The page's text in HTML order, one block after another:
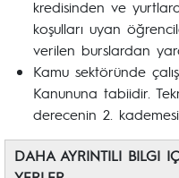
kredisinden ve
koşulları uyan
verilen burslardan
Kamu sektöründe
Kanununa tabiidir.
derecenin 2.
DAHA AYRINTILI BILGI